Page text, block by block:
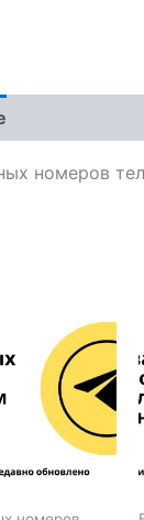
номеров